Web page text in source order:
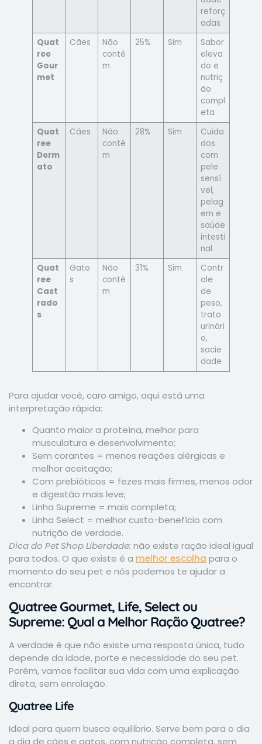
reforç
adas
Quat
ree
Gour
met
Cães
Não
conté
m
25% Sim
Sabor
eleva
do e
nutriç
ão
compl
eta
Quat
ree
Derm
ato
Cães
Não
conté
m
28% Sim
Cuida
dos
com
pele
sensí
vel,
pelag
em e
saúde
intesti
nal
Quat
ree
Cast
rado
s
Gato
s
Não
conté
m
31% Sim
Contr
ole
de
peso,
trato
urinári
o,
sacie
dade
Para ajudar você, caro amigo, aqui está uma
interpretação rápida:
Quanto maior a proteína, melhor para
musculatura e desenvolvimento;
Sem corantes = menos reações alérgicas e
melhor aceitação;
Com prebióticos = fezes mais firmes, menos odor
e digestão mais leve;
Linha Supreme = mais completa;
Linha Select = melhor custo-benefício com
nutrição de verdade.
Dica do Pet Shop Liberdade: não existe ração ideal igual
para todos. O que existe é a melhor escolha para o
momento do seu pet e nós podemos te ajudar a
encontrar.
Quatree Gourmet, Life, Select ou
Supreme: Qual a Melhor Ração Quatree?
A verdade é que não existe uma resposta única, tudo
depende da idade, porte e necessidade do seu pet.
Porém, vamos facilitar sua vida com uma explicação
direta, sem enrolação.
Quatree Life
Ideal para quem busca equilíbrio. Serve bem para o dia